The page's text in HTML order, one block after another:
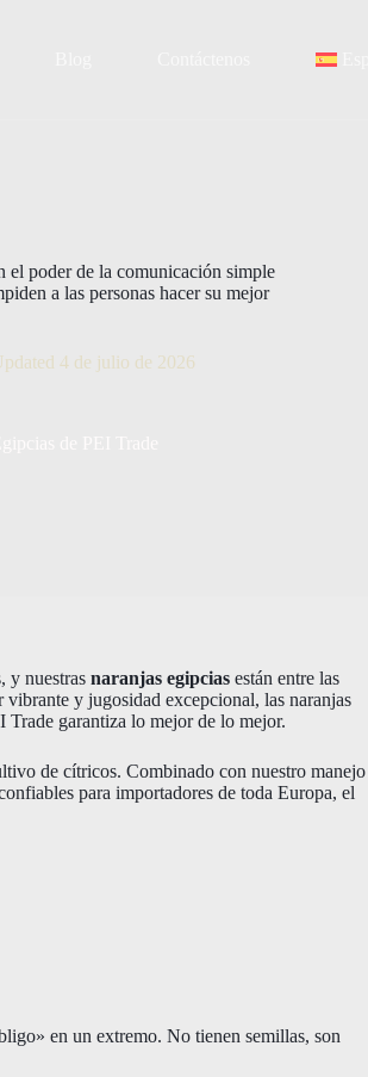
el poder de la comunicación simple
a las personas hacer su mejor
4 de julio de 2026
y nuestras naranjas egipcias están entre las
y jugosidad excepcional, las naranjas
Trade garantiza lo mejor de lo mejor.
de cítricos. Combinado con nuestro manejo
para importadores de toda Europa, el
en un extremo. No tienen semillas, son